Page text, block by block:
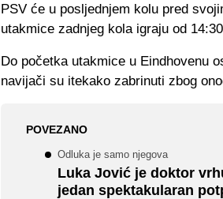
PSV će u posljednjem kolu pred
utakmice zadnjeg kola igraju od
Do početka utakmice u Eindhovenu
navijači su itekako zabrinuti zbog
POVEZANO
Odluka je samo njegova
Luka Jović je doktor
jedan spektakularan